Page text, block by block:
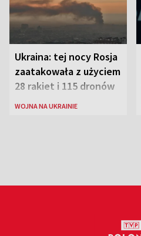
Ukraina: tej nocy Rosja
zaatakowała z użyciem
28 rakiet i 115 dronów
WOJNA NA UKRAINIE